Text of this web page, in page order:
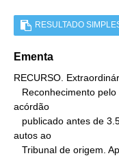
RESULTADO
Ementa
RECURSO.
acórdão
autos ao